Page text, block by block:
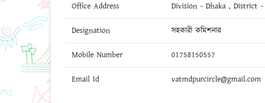
Office Address Division - Dhaka , District
Designation সহকারী কমিশনার
Mobile Number 01758150557
Email Id vatmdpurcircle@gmail.com